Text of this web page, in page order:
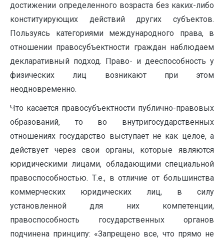
достижении определенного возраста без каких-либо
конституирующих действий других субъектов.
Пользуясь категориями международного права, в
отношении правосубъектности граждан наблюдаем
декларативный подход. Право- и дееспособность у
физических лиц возникают при этом
неодновременно.
Что касается правосубъектности публично-правовых
образований, то во внутригосударственных
отношениях государство выступает не как целое, а
действует через свои органы, которые являются
юридическими лицами, обладающими специальной
правоспособностью. Т.е., в отличие от большинства
коммерческих юридических лиц, в силу
установленной для них компетенции,
правоспособность государственных органов
подчинена принципу: «Запрещено все, что прямо не